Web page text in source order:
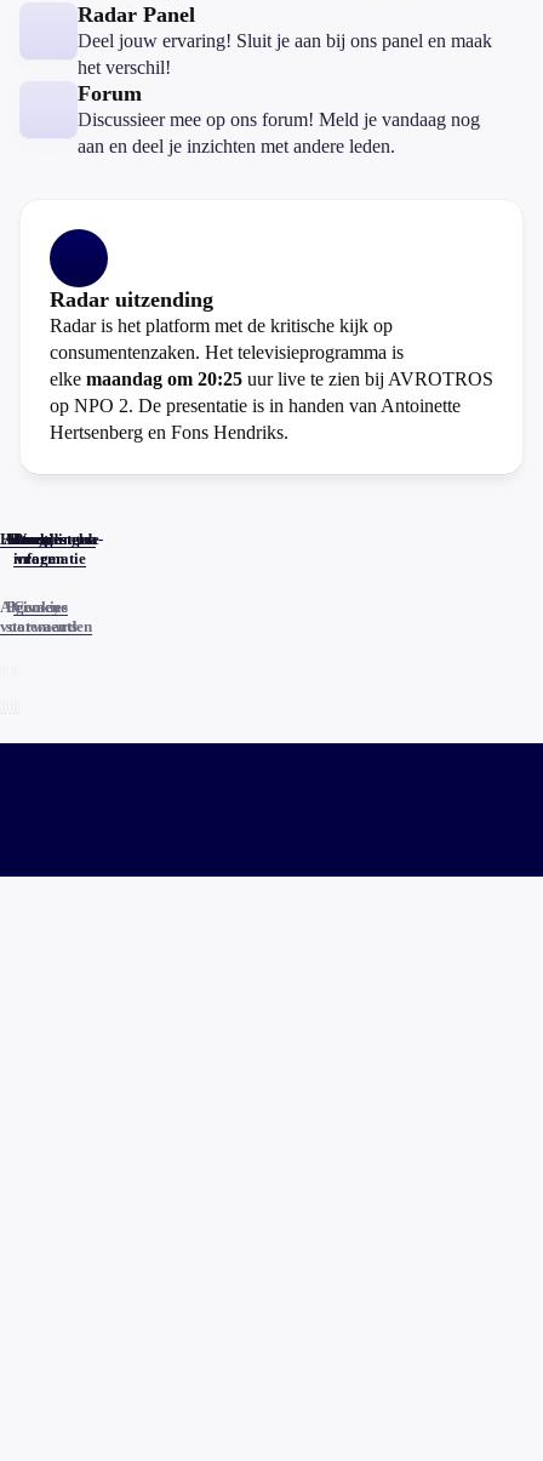
Radar Panel
Deel jouw ervaring! Sluit je aan bij ons panel en maak
het verschil!
Forum
Discussieer mee op ons forum! Meld je vandaag nog
aan en deel je inzichten met andere leden.
Radar uitzending
Radar is het platform met de kritische kijk op
consumentenzaken. Het televisieprogramma is
elke maandag om 20:25 uur live te zien bij AVROTROS
op NPO 2. De presentatie is in handen van Antoinette
Hertsenberg en Fons Hendriks.
Home
Actueel
Uitzendingen
Reacties
Programma-
informatie
Veelgestelde
vragen
Algemene
voorwaarden
Privacy
statements
Cookies